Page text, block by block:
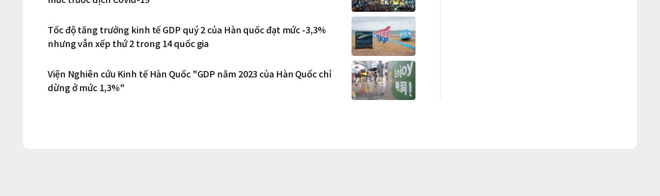
Tốc độ tăng trưởng kinh tế GDP quý 2 của Hàn quốc đạt mức -3,3%
nhưng vẫn xếp thứ 2 trong 14 quốc gia
Viện Nghiên cứu Kinh tế Hàn Quốc "GDP năm 2023 của Hàn Quốc chỉ
dừng ở mức 1,3%"